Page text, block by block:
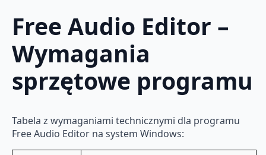
Free Audio Editor –
Wymagania
sprzętowe programu
Tabela z wymaganiami technicznymi dla programu
Free Audio Editor na system Windows: